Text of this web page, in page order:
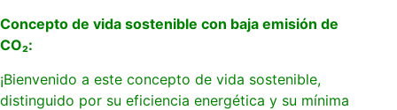
Concepto de vida sostenible con baja emisión de
CO₂:
¡Bienvenido a este concepto de vida sostenible,
distinguido por su eficiencia energética y su mínima